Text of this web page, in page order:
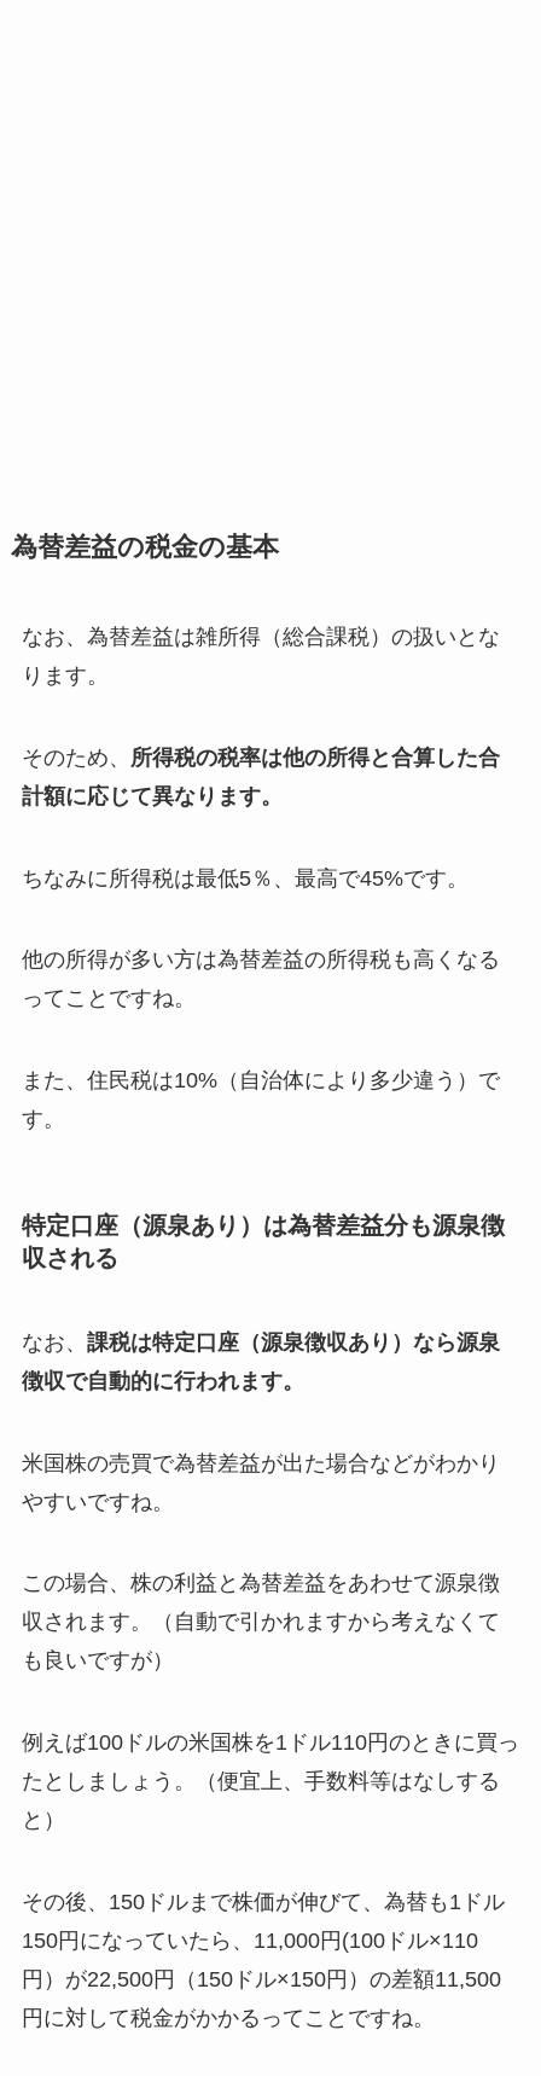
為替差益の税金の基本
なお、為替差益は雑所得（総合課税）の扱いとな
ります。
そのため、
所得税の税率は他の所得と合算した合
計額に応じて異なります。
ちなみに所得税は最低5％、最高で45%です。
他の所得が多い方は為替差益の所得税も高くなる
ってことですね。
また、住民税は10%（自治体により多少違う）で
す。
特定口座（源泉あり）は為替差益分も源泉徴
収される
なお、 課税は特定口座（源泉徴収あり）なら源泉
徴収で自動的に行われます。
米国株の売買で為替差益が出た場合などがわかり
やすいですね。
この場合、株の利益と為替差益をあわせて源泉徴
収されます。（自動で引かれますから考えなくて
も良いですが）
例えば100ドルの米国株を1ドル110円のときに買っ
たとしましょう。（便宜上、手数料等はなしする
と）
その後、150ドルまで株価が伸びて、為替も1ドル
150円になっていたら、11,000円(100ドル×110
円）が22,500円（150ドル×150円）の差額11,500
円に対して税金がかかるってことですね。